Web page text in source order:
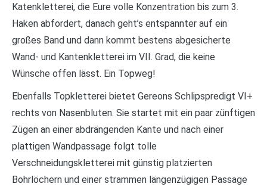
Katenkletterei, die Eure volle Konzentration bis zum 3.
Haken abfordert, danach geht’s entspannter auf ein
großes Band und dann kommt bestens abgesicherte
Wand- und Kantenkletterei im VII. Grad, die keine
Wünsche offen lässt. Ein Topweg!
Ebenfalls Topkletterei bietet Gereons Schlipspredigt VI+
rechts von Nasenbluten. Sie startet mit ein paar zünftigen
Zügen an einer abdrängenden Kante und nach einer
plattigen Wandpassage folgt tolle
Verschneidungskletterei mit günstig platzierten
Bohrlöchern und einer strammen längenzügigen Passage